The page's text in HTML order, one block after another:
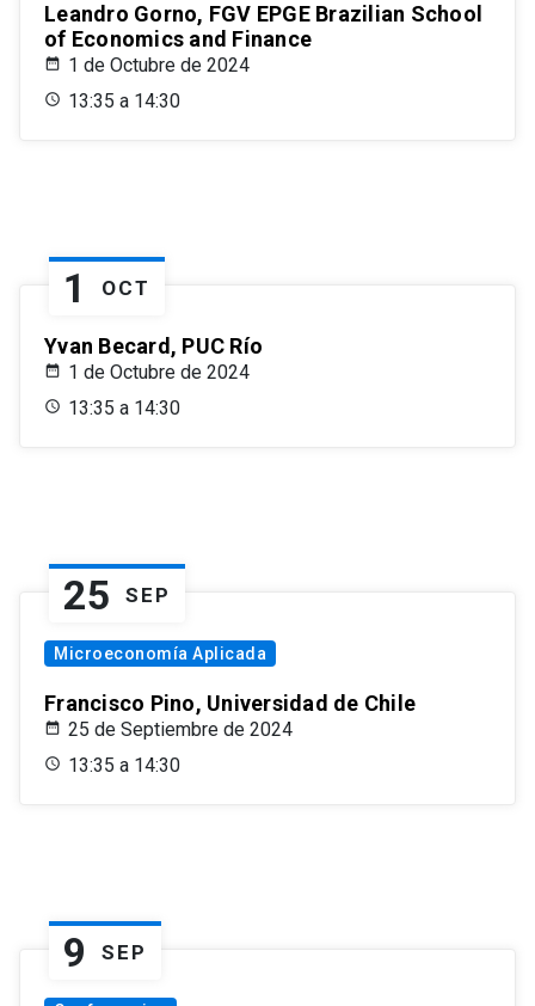
Leandro Gorno, FGV EPGE Brazilian School
of Economics and Finance
1 de Octubre de 2024
13:35 a 14:30
1 OCT
Yvan Becard, PUC Río
1 de Octubre de 2024
13:35 a 14:30
25 SEP
Microeconomía Aplicada
Francisco Pino, Universidad de Chile
25 de Septiembre de 2024
13:35 a 14:30
9 SEP